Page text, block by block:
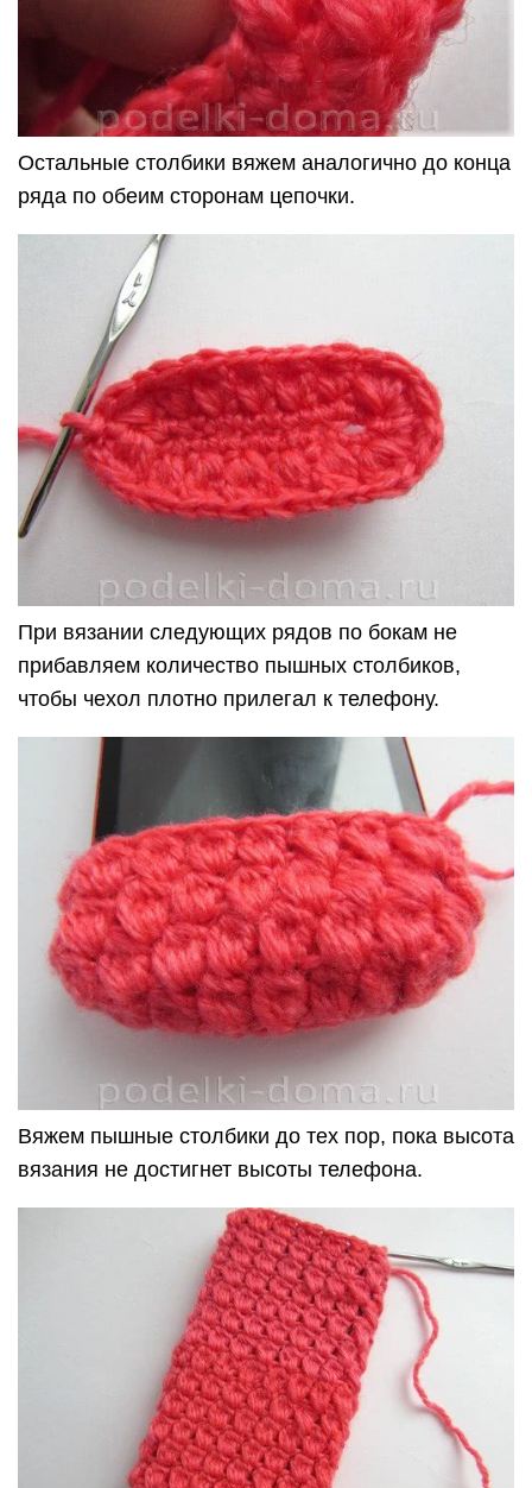
Остальные столбики вяжем аналогично до конца
ряда по обеим сторонам цепочки.
При вязании следующих рядов по бокам не
прибавляем количество пышных столбиков,
чтобы чехол плотно прилегал к телефону.
Вяжем пышные столбики до тех пор, пока высота
вязания не достигнет высоты телефона.